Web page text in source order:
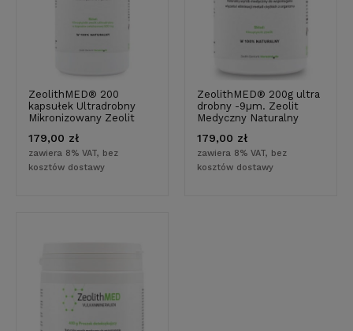
ZeolithMED® 200
kapsułek Ultradrobny
Mikronizowany Zeolit
179,00 zł
zawiera 8% VAT, bez
kosztów dostawy
ZeolithMED® 200g ultra
drobny -9µm. Zeolit
Medyczny Naturalny
Detox
179,00 zł
zawiera 8% VAT, bez
kosztów dostawy